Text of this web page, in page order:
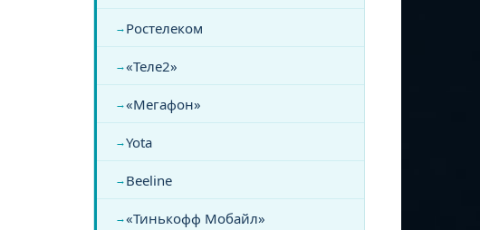
Ростелеком
«Теле2»
«Мегафон»
Yota
Beeline
«Тинькофф Мобайл»